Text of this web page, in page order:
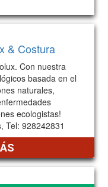
& Costura
Con nuestra
basada en el
naturales,
ecologistas!
Tel: 928242831